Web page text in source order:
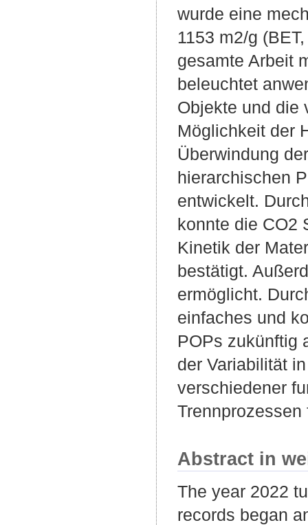
wurde eine
1153 m2/g
gesamte Arbeit
beleuchtet
Objekte und die
Möglichkeit der
Überwindung
hierarchischen
entwickelt.
konnte die CO2
Kinetik der
bestätigt.
ermöglicht.
einfaches und
POPs zukünftig
der Variabilität
verschiedener
Trennprozessen
Abstract in
The year 2022
records began